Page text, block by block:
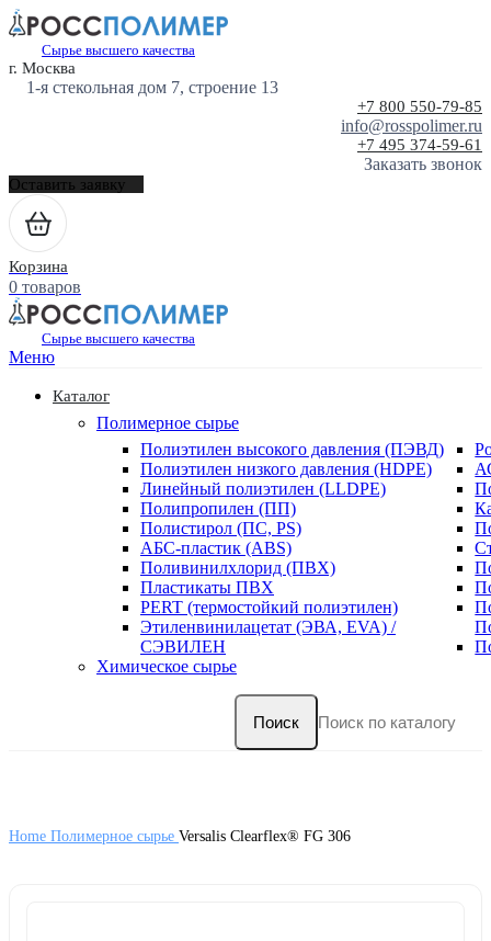
Сырье высшего качества
г. Москва
1-я стекольная дом 7, строение 13
+7 800 550-79-85
info@rosspolimer.ru
+7 495 374-59-61
Заказать звонок
Оставить заявку
Корзина
0 товаров
Сырье высшего качества
Меню
Каталог
Полимерное сырье
Полиэтилен высокого давления (ПЭВД)
Полиэтилен низкого давления (HDPE)
Линейный полиэтилен (LLDPE)
Полипропилен (ПП)
Полистирол (ПС, PS)
АБС-пластик (ABS)
Поливинилхлорид (ПВХ)
Пластикаты ПВХ
PERT (термостойкий полиэтилен)
Этиленвинилацетат (ЭВА, EVA) /
СЭВИЛЕН
Химическое сырье
Поиск
Home Полимерное сырье Versalis Clearflex® FG 306